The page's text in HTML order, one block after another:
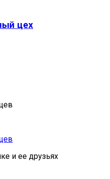
цех
и ее друзьях